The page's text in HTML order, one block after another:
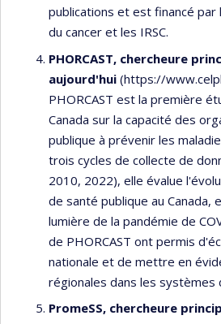
publications et est financé par
du cancer et les IRSC.
PHORCAST, chercheure
aujourd'hui (https://
PHORCAST est la première
Canada sur la capacité des
publique à prévenir les
trois cycles de collecte de
2010, 2022), elle évalue
de santé publique au Canada,
lumière de la pandémie de
de PHORCAST ont permis
nationale et de mettre en
régionales dans les systèmes
PromeSS, chercheure